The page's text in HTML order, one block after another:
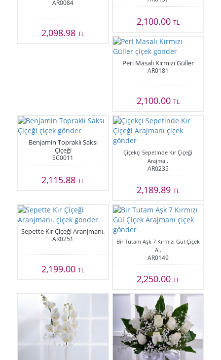
AR0084
2,098.98TL
2,100.00 TL
Peri Masalı Kırmızı Güller
AR0181
2,100.00 TL
Benjamin Topraklı Saksı
Çiçeği
SC0011
2,115.88TL
Çiçekçi Sepetinde Kır Çiçeği
Arajma..
AR0235
2,189.89 TL
Sepette Kır Çiçeği Aranjmanı.
AR0251
2,199.00TL
Bir Tutam Aşk 7 Kırmızı Gül Çiçek
A..
AR0149
2,250.00 TL